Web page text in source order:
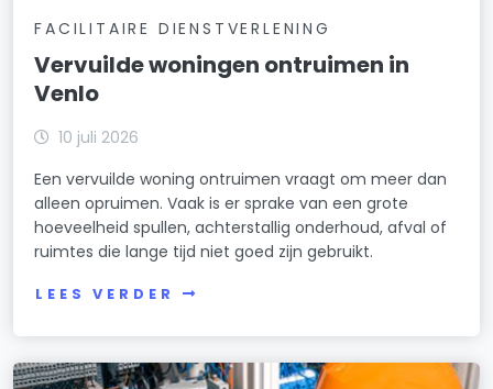
FACILITAIRE DIENSTVERLENING
Vervuilde woningen ontruimen in
Venlo
10 juli 2026
Een vervuilde woning ontruimen vraagt om meer dan
alleen opruimen. Vaak is er sprake van een grote
hoeveelheid spullen, achterstallig onderhoud, afval of
ruimtes die lange tijd niet goed zijn gebruikt.
LEES VERDER